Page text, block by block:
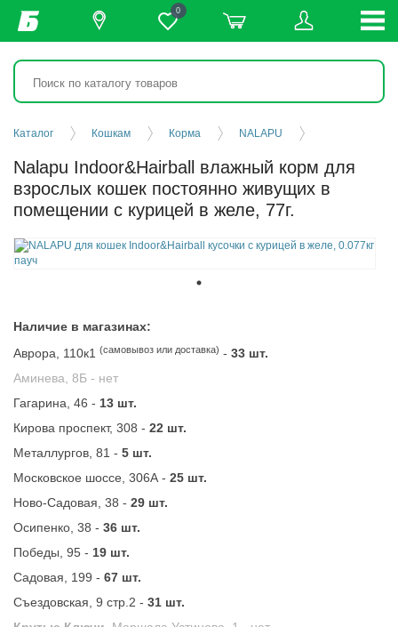
0
Каталог Кошкам Корма NALAPU
Nalapu Indoor&Hairball влажный корм для
взрослых кошек постоянно живущих в
помещении с курицей в желе, 77г.
Наличие в магазинах:
Аврора, 110к1 (самовывоз или доставка) - 33 шт.
Аминева, 8Б - нет
Гагарина, 46 - 13 шт.
Кирова проспект, 308 - 22 шт.
Металлургов, 81 - 5 шт.
Московское шоссе, 306А - 25 шт.
Ново-Садовая, 38 - 29 шт.
Осипенко, 38 - 36 шт.
Победы, 95 - 19 шт.
Садовая, 199 - 67 шт.
Съездовская, 9 стр.2 - 31 шт.